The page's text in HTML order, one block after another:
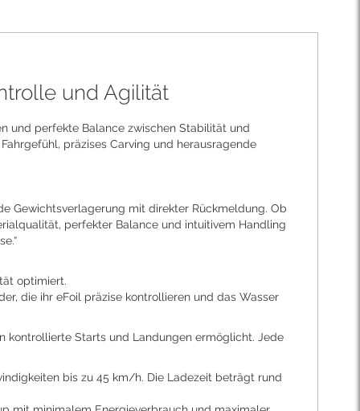
und Agilität
und perfekte Balance zwischen Stabilität und
präzises Carving und herausragende
Gewichtsverlagerung mit direkter Rückmeldung. Ob
perfekter Balance und intuitivem Handling
optimiert.
die ihr eFoil präzise kontrollieren und das Wasser
kontrollierte Starts und Landungen ermöglicht. Jede
bis zu 45 km/h. Die Ladezeit beträgt rund